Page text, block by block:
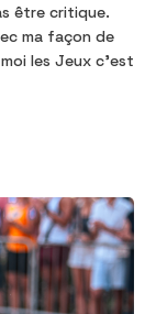
être critique.
ma façon de
les Jeux c'est